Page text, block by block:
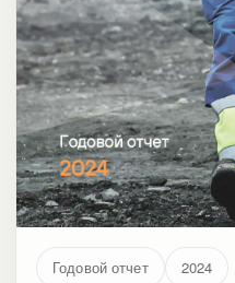
Годовой отчет 2024